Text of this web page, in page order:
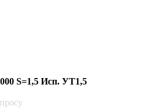
S=1,5 Исп. УТ1,5